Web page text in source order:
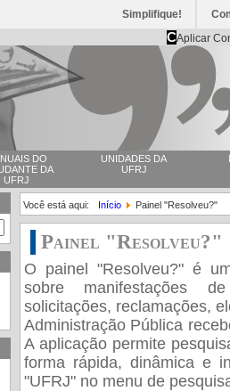
Simplifique!
CAplicar
DO
DA
UFRJ
UNIDADES DA
UFRJ
Você está aqui: Início Painel "Resolveu?"
Painel "Resolveu?"
O painel "Resolveu?" é
sobre manifestações
solicitações, reclamações,
Administração Pública
A aplicação permite
forma rápida, dinâmica e
"UFRJ" no menu de